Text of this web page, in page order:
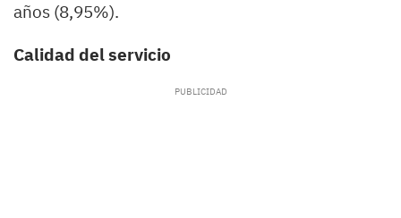
años (8,95%).
Calidad del servicio